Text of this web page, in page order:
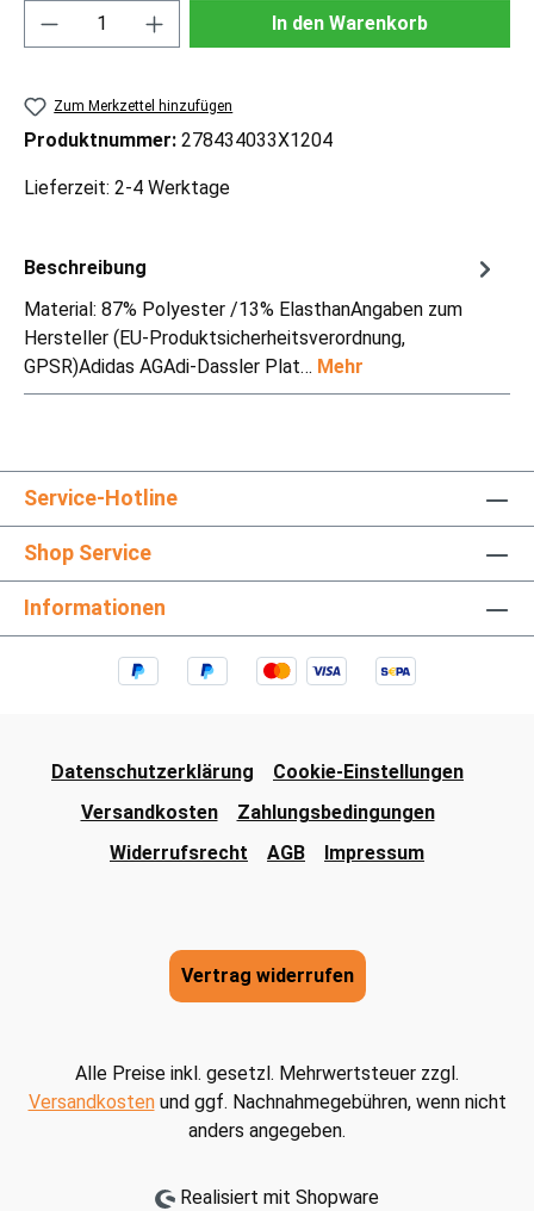
Produkt Anzahl: Gib den gewünschten
In den Warenkorb
Zum Merkzettel hinzufügen
Produktnummer: 278434033X1204
Lieferzeit: 2-4 Werktage
Beschreibung
Material: 87% Polyester /13% ElasthanAngaben zum
Hersteller (EU-Produktsicherheitsverordnung,
GPSR)Adidas AGAdi-Dassler Plat… Mehr
Service-Hotline
Shop Service
Informationen
Datenschutzerklärung
Cookie-Einstellungen
Versandkosten
Zahlungsbedingungen
Widerrufsrecht
AGB Impressum
Vertrag widerrufen
Alle Preise inkl. gesetzl. Mehrwertsteuer zzgl.
Versandkostenund ggf. Nachnahmegebühren, wenn nicht
anders angegeben.
Realisiert mit Shopware